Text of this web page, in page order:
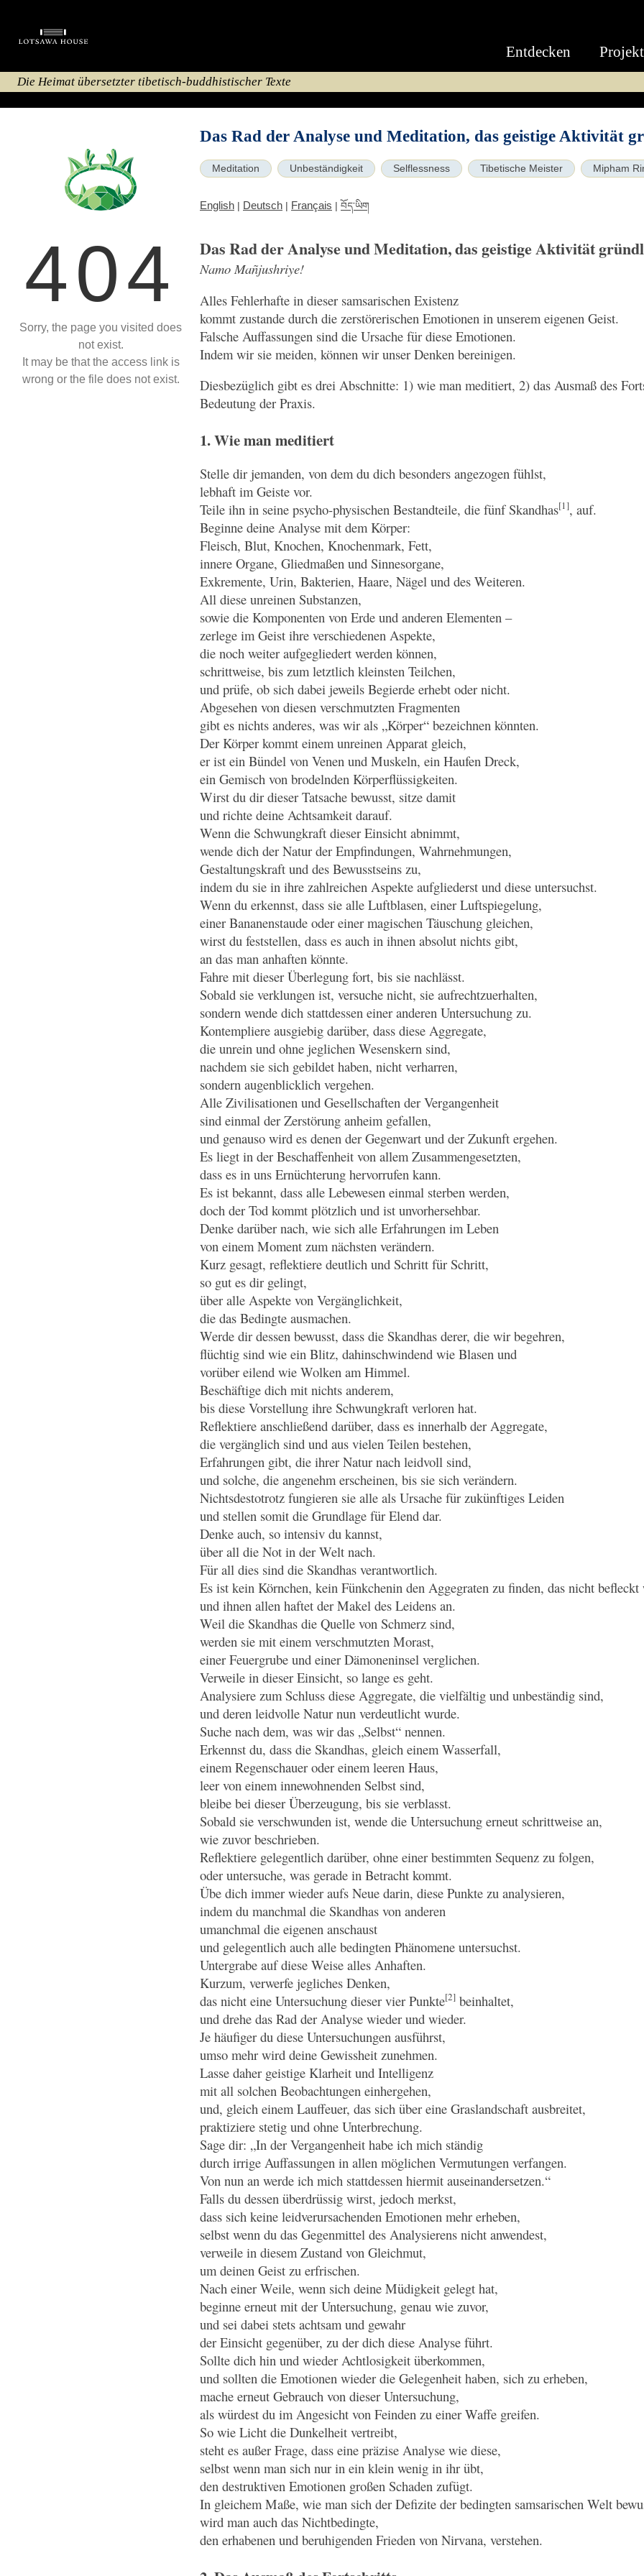
Entdecken
Die Heimat übersetzter tibetisch-buddhistischer Texte
404
Sorry, the page you visited does
not exist.
It may be that the access link is
wrong or the file does not exist.
Das Rad der Analyse und Meditation, das geistige Aktivität
Meditation Unbeständigkeit Selflessness Tibetische Meister Mipham
English | Deutsch | Français | བོད་ཡིག
Das Rad der Analyse und Meditation, das geistige Aktivität
Namo Mañjushriye!
Alles Fehlerhafte in dieser samsarischen Existenz
kommt zustande durch die zerstörerischen Emotionen in unserem eigenen Geist.
Falsche Auffassungen sind die Ursache für diese Emotionen.
Indem wir sie meiden, können wir unser Denken bereinigen.
Diesbezüglich gibt es drei Abschnitte: 1) wie man meditiert, 2) das Ausmaß des
Bedeutung der Praxis.
1. Wie man meditiert
Stelle dir jemanden, von dem du dich besonders angezogen fühlst,
lebhaft im Geiste vor.
Teile ihn in seine psycho-physischen Bestandteile, die fünf Skandhas[1], auf.
Beginne deine Analyse mit dem Körper:
Fleisch, Blut, Knochen, Knochenmark, Fett,
innere Organe, Gliedmaßen und Sinnesorgane,
Exkremente, Urin, Bakterien, Haare, Nägel und des Weiteren.
All diese unreinen Substanzen,
sowie die Komponenten von Erde und anderen Elementen –
zerlege im Geist ihre verschiedenen Aspekte,
die noch weiter aufgegliedert werden können,
schrittweise, bis zum letztlich kleinsten Teilchen,
und prüfe, ob sich dabei jeweils Begierde erhebt oder nicht.
Abgesehen von diesen verschmutzten Fragmenten
gibt es nichts anderes, was wir als „Körper“ bezeichnen könnten.
Der Körper kommt einem unreinen Apparat gleich,
er ist ein Bündel von Venen und Muskeln, ein Haufen Dreck,
ein Gemisch von brodelnden Körperflüssigkeiten.
Wirst du dir dieser Tatsache bewusst, sitze damit
und richte deine Achtsamkeit darauf.
Wenn die Schwungkraft dieser Einsicht abnimmt,
wende dich der Natur der Empfindungen, Wahrnehmungen,
Gestaltungskraft und des Bewusstseins zu,
indem du sie in ihre zahlreichen Aspekte aufgliederst und diese untersuchst.
Wenn du erkennst, dass sie alle Luftblasen, einer Luftspiegelung,
einer Bananenstaude oder einer magischen Täuschung gleichen,
wirst du feststellen, dass es auch in ihnen absolut nichts gibt,
an das man anhaften könnte.
Fahre mit dieser Überlegung fort, bis sie nachlässt.
Sobald sie verklungen ist, versuche nicht, sie aufrechtzuerhalten,
sondern wende dich stattdessen einer anderen Untersuchung zu.
Kontempliere ausgiebig darüber, dass diese Aggregate,
die unrein und ohne jeglichen Wesenskern sind,
nachdem sie sich gebildet haben, nicht verharren,
sondern augenblicklich vergehen.
Alle Zivilisationen und Gesellschaften der Vergangenheit
sind einmal der Zerstörung anheim gefallen,
und genauso wird es denen der Gegenwart und der Zukunft ergehen.
Es liegt in der Beschaffenheit von allem Zusammengesetzten,
dass es in uns Ernüchterung hervorrufen kann.
Es ist bekannt, dass alle Lebewesen einmal sterben werden,
doch der Tod kommt plötzlich und ist unvorhersehbar.
Denke darüber nach, wie sich alle Erfahrungen im Leben
von einem Moment zum nächsten verändern.
Kurz gesagt, reflektiere deutlich und Schritt für Schritt,
so gut es dir gelingt,
über alle Aspekte von Vergänglichkeit,
die das Bedingte ausmachen.
Werde dir dessen bewusst, dass die Skandhas derer, die wir begehren,
flüchtig sind wie ein Blitz, dahinschwindend wie Blasen und
vorüber eilend wie Wolken am Himmel.
Beschäftige dich mit nichts anderem,
bis diese Vorstellung ihre Schwungkraft verloren hat.
Reflektiere anschließend darüber, dass es innerhalb der Aggregate,
die vergänglich sind und aus vielen Teilen bestehen,
Erfahrungen gibt, die ihrer Natur nach leidvoll sind,
und solche, die angenehm erscheinen, bis sie sich verändern.
Nichtsdestotrotz fungieren sie alle als Ursache für zukünftiges Leiden
und stellen somit die Grundlage für Elend dar.
Denke auch, so intensiv du kannst,
über all die Not in der Welt nach.
Für all dies sind die Skandhas verantwortlich.
Es ist kein Körnchen, kein Fünkchenin den Aggegraten zu finden, das nicht befleckt
und ihnen allen haftet der Makel des Leidens an.
Weil die Skandhas die Quelle von Schmerz sind,
werden sie mit einem verschmutzten Morast,
einer Feuergrube und einer Dämoneninsel verglichen.
Verweile in dieser Einsicht, so lange es geht.
Analysiere zum Schluss diese Aggregate, die vielfältig und unbeständig sind,
und deren leidvolle Natur nun verdeutlicht wurde.
Suche nach dem, was wir das „Selbst“ nennen.
Erkennst du, dass die Skandhas, gleich einem Wasserfall,
einem Regenschauer oder einem leeren Haus,
leer von einem innewohnenden Selbst sind,
bleibe bei dieser Überzeugung, bis sie verblasst.
Sobald sie verschwunden ist, wende die Untersuchung erneut schrittweise an,
wie zuvor beschrieben.
Reflektiere gelegentlich darüber, ohne einer bestimmten Sequenz zu folgen,
oder untersuche, was gerade in Betracht kommt.
Übe dich immer wieder aufs Neue darin, diese Punkte zu analysieren,
indem du manchmal die Skandhas von anderen
umanchmal die eigenen anschaust
und gelegentlich auch alle bedingten Phänomene untersuchst.
Untergrabe auf diese Weise alles Anhaften.
Kurzum, verwerfe jegliches Denken,
das nicht eine Untersuchung dieser vier Punkte[2] beinhaltet,
und drehe das Rad der Analyse wieder und wieder.
Je häufiger du diese Untersuchungen ausführst,
umso mehr wird deine Gewissheit zunehmen.
Lasse daher geistige Klarheit und Intelligenz
mit all solchen Beobachtungen einhergehen,
und, gleich einem Lauffeuer, das sich über eine Graslandschaft ausbreitet,
praktiziere stetig und ohne Unterbrechung.
Sage dir: „In der Vergangenheit habe ich mich ständig
durch irrige Auffassungen in allen möglichen Vermutungen verfangen.
Von nun an werde ich mich stattdessen hiermit auseinandersetzen.“
Falls du dessen überdrüssig wirst, jedoch merkst,
dass sich keine leidverursachenden Emotionen mehr erheben,
selbst wenn du das Gegenmittel des Analysierens nicht anwendest,
verweile in diesem Zustand von Gleichmut,
um deinen Geist zu erfrischen.
Nach einer Weile, wenn sich deine Müdigkeit gelegt hat,
beginne erneut mit der Untersuchung, genau wie zuvor,
und sei dabei stets achtsam und gewahr
der Einsicht gegenüber, zu der dich diese Analyse führt.
Sollte dich hin und wieder Achtlosigkeit überkommen,
und sollten die Emotionen wieder die Gelegenheit haben, sich zu erheben,
mache erneut Gebrauch von dieser Untersuchung,
als würdest du im Angesicht von Feinden zu einer Waffe greifen.
So wie Licht die Dunkelheit vertreibt,
steht es außer Frage, dass eine präzise Analyse wie diese,
selbst wenn man sich nur in ein klein wenig in ihr übt,
den destruktiven Emotionen großen Schaden zufügt.
In gleichem Maße, wie man sich der Defizite der bedingten samsarischen Welt
wird man auch das Nichtbedingte,
den erhabenen und beruhigenden Frieden von Nirvana, verstehen.